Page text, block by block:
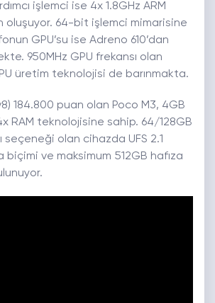
işlemci ise 4x 1.8GHz ARM
oluşuyor. 64-bit işlemci mimarisine
GPU’su ise Adreno 610’dan
950MHz GPU frekansı olan
üretim teknolojisi de barınmakta.
184.800 puan olan Poco M3, 4GB
RAM teknolojisine sahip. 64/128GB
seçeneği olan cihazda UFS 2.1
ve maksimum 512GB hafıza